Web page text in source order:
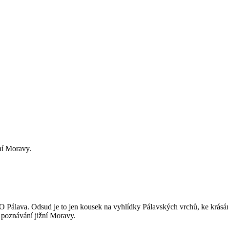
Moravy.
Odsud je to jen kousek na vyhlídky Pálavských vrchů, ke
jižní Moravy.